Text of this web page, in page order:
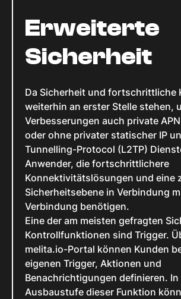
Erweiterte
Sicherheit
Da Sicherheit und fortschrittliche
weiterhin an erster Stelle stehen,
Verbesserungen auch private
oder ohne privater statischer IP
Tunnelling-Protocol (L2TP)
Anwender, die fortschrittlichere
Konnektivitätslösungen und eine
Sicherheitsebene in Verbindung
Verbindung benötigen.
Eine der am meisten gefragten
Kontrollfunktionen sind Trigger.
melita.io-Portal können Kunden
eigenen Trigger, Aktionen und
Benachrichtigungen definieren.
Ausbaustufe dieser Funktion